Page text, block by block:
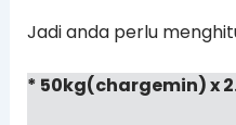
Jadi anda perlu
* 50kg(chargemin) x